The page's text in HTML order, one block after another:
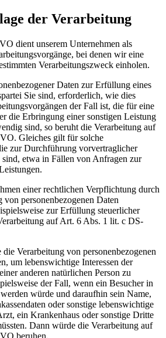
der Verarbeitung
dient unserem Unternehmen als
bei denen wir eine
Verarbeitungszweck einholen.
Daten zur Erfüllung eines
Sie sind, erforderlich, wie dies
der Fall ist, die für eine
die Erbringung einer sonstigen Leistung
sind, so beruht die Verarbeitung auf
Gleiches gilt für solche
zur Durchführung vorvertraglicher
etwa in Fällen von Anfragen zur
einer rechtlichen Verpflichtung durch
personenbezogenen Daten
zur Erfüllung steuerlicher
auf Art. 6 Abs. 1 lit. c DS-
Verarbeitung von personenbezogenen
um lebenswichtige Interessen der
anderen natürlichen Person zu
der Fall, wenn ein Besucher in
würde und daraufhin sein Name,
oder sonstige lebenswichtige
ein Krankenhaus oder sonstige Dritte
Dann würde die Verarbeitung auf
beruhen.